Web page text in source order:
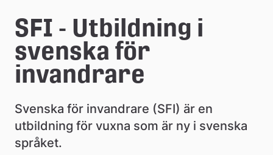
SFI - Utbildning i
svenska för
invandrare
Svenska för invandrare (SFI) är en
utbildning för vuxna som är ny i svenska
språket.